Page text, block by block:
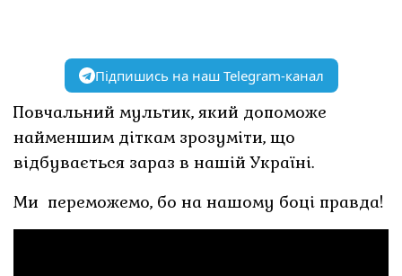
Підпишись на наш Telegram-канал
Повчальний мультик, який допоможе
найменшим діткам зрозуміти, що
відбувається зараз в нашій Україні.
Ми переможемо, бо на нашому боці правда!